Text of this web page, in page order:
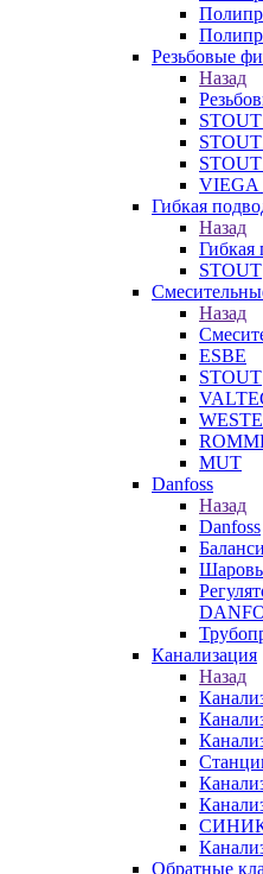
Резьбовые
Назад
VIEGA
Гибкая
Назад
Гибкая
STOUT
Назад
ESBE
STOUT
MUT
Danfoss
Назад
Danfoss
Канализация
Назад
Обратные